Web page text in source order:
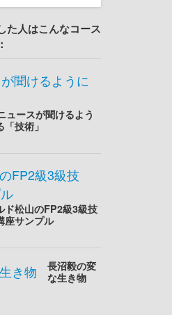
た人はこんなコース
ュースが聞けるよう
「技術」
ド松山のFP2級3級技
座サンプル
長沼毅の変
な生き物